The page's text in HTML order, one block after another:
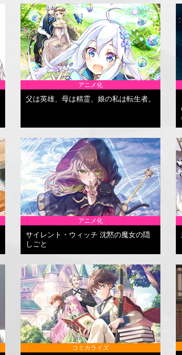
アニメ化
父は英雄、母は精霊、娘の私は転生者。
アニメ化
サイレント・ウィッチ 沈黙の魔女の隠
しごと
コミカライズ